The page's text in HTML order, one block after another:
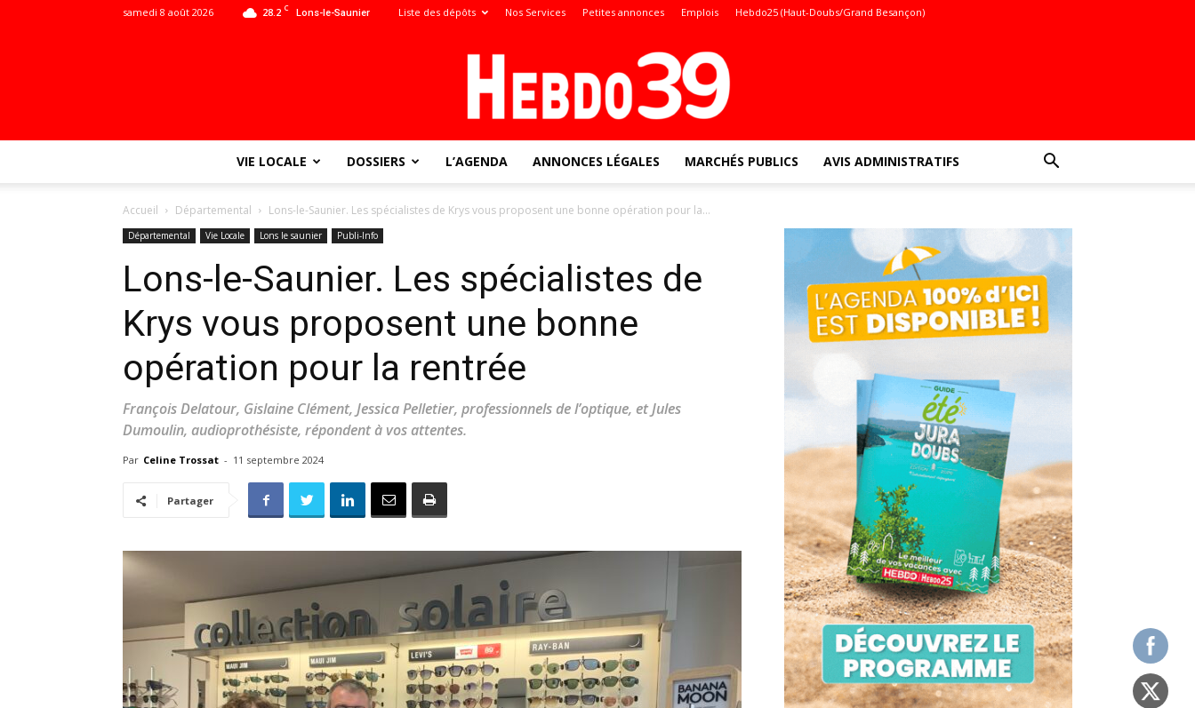
28.2 C Lons-le-Saunier
samedi 8 août 2026 Liste des dépôts Nos Services Petites annonces Emplois Hebdo25 (Haut-Doubs/Grand Besançon)
toute
locale
VIE LOCALE DOSSIERS L’AGENDA ANNONCES LÉGALES MARCHÉS PUBLICS AVIS ADMINISTRATIFS
Accueil Départemental Lons-le-Saunier. Les spécialistes de Krys vous proposent une bonne opération pour la...
Départemental Vie Locale Lons le saunier Publi-Info
Lons-le-Saunier. Les spécialistes de
Krys vous proposent une bonne
opération pour la rentrée
François Delatour, Gislaine Clément, Jessica Pelletier, professionnels de l’optique, et Jules
Dumoulin, audioprothésiste, répondent à vos attentes.
Par Celine Trossat - 11 septembre 2024
Partager